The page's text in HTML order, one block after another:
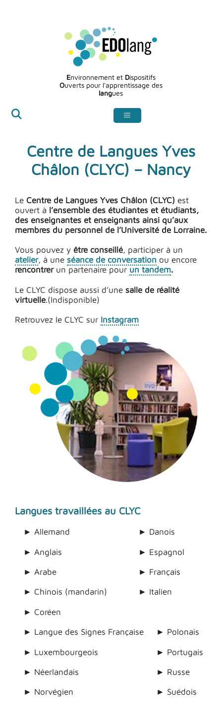
Environnement et Dispositifs
Ouverts pour l'apprentissage des
langues
Centre de Langues Yves
Châlon (CLYC) – Nancy
Le Centre de Langues Yves Châlon (CLYC) est
ouvert à l’ensemble des étudiantes et étudiants,
des enseignantes et enseignants ainsi qu’aux
membres du personnel de l’Université de Lorraine.
Vous pouvez y être conseillé, participer à un
atelier, à une séance de conversation ou encore
rencontrerun partenaire pour un tandem.
Le CLYC dispose aussi d’une salle de réalité
virtuelle.(Indisponible)
Retrouvez le CLYC sur Instagram
Langues travaillées au CLYC
► Allemand
► Anglais
► Arabe
► Chinois (mandarin)
► Coréen
► Danois
► Espagnol
► Français
► Italien
► Langue des Signes Française
► Luxembourgeois
► Néerlandais
► Norvégien
► Polonais
► Portugais
► Russe
► Suédois